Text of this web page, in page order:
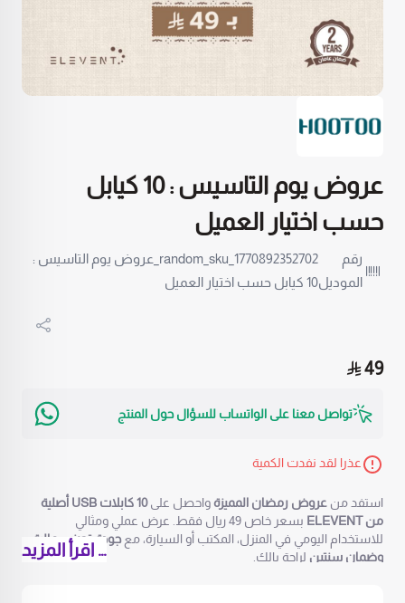
عروض يوم التاسيس : 10 كيابل
حسب اختيار العميل
رقم
الموديل
random_sku_1770892352702_عروض يوم التاسيس :
10 كيابل حسب اختيار العميل
49
تواصل معنا على الواتساب للسؤال حول المنتج
عذرا لقد نفدت الكمية
استفد من عروض رمضان المميزةواحصل على
10 كابلات USB أصلية
من ELEVENT
بسعر خاص 49 ريال فقط. عرض عملي ومثالي
للاستخدام اليومي في المنزل، المكتب أو السيارة، معجودة تصنيع عالية
وضمان سنتين لراحة بالك.
… اقرأ المزيد